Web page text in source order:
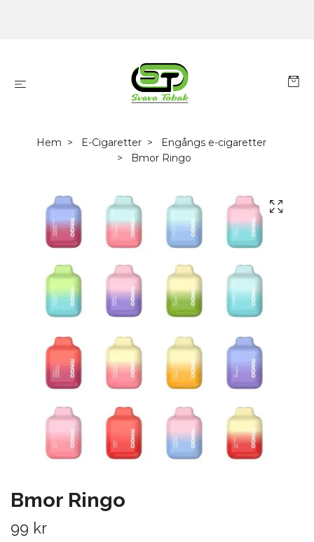
Hem E-Cigaretter
Engångs e-cigaretter
Bmor Ringo
Bmor Ringo
99 kr